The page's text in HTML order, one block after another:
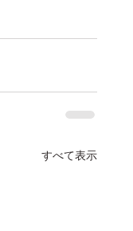
すべて表示